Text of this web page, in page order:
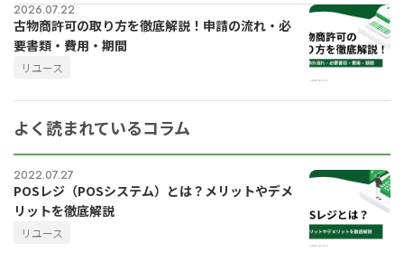
2026.07.22
古物商許可の取り方を徹底解説！申請の流れ・必
要書類・費用・期間
リユース
よく読まれているコラム
2022.07.27
POSレジ（POSシステム）とは？メリットやデメ
リットを徹底解説
リユース